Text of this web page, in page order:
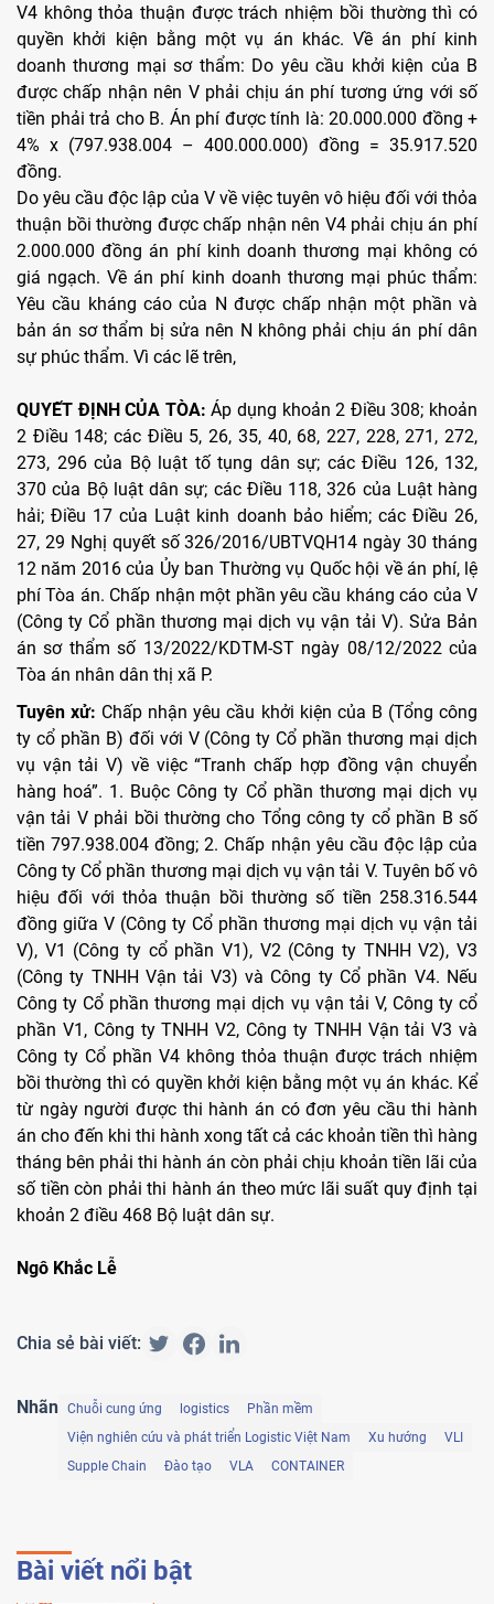
V4 không thỏa thuận được trách nhiệm bồi thường thì có
quyền khởi kiện bằng một vụ án khác. Về án phí kinh
doanh thương mại sơ thẩm: Do yêu cầu khởi kiện của B
được chấp nhận nên V phải chịu án phí tương ứng với số
tiền phải trả cho B. Án phí được tính là: 20.000.000 đồng +
4% x (797.938.004 – 400.000.000) đồng = 35.917.520
đồng.
Do yêu cầu độc lập của V về việc tuyên vô hiệu đối với thỏa
thuận bồi thường được chấp nhận nên V4 phải chịu án phí
2.000.000 đồng án phí kinh doanh thương mại không có
giá ngạch. Về án phí kinh doanh thương mại phúc thẩm:
Yêu cầu kháng cáo của N được chấp nhận một phần và
bản án sơ thẩm bị sửa nên N không phải chịu án phí dân
sự phúc thẩm. Vì các lẽ trên,
QUYẾT ĐỊNH CỦA TÒA: Áp dụng khoản 2 Điều 308; khoản
2 Điều 148; các Điều 5, 26, 35, 40, 68, 227, 228, 271, 272,
273, 296 của Bộ luật tố tụng dân sự; các Điều 126, 132,
370 của Bộ luật dân sự; các Điều 118, 326 của Luật hàng
hải; Điều 17 của Luật kinh doanh bảo hiểm; các Điều 26,
27, 29 Nghị quyết số 326/2016/UBTVQH14 ngày 30 tháng
12 năm 2016 của Ủy ban Thường vụ Quốc hội về án phí, lệ
phí Tòa án. Chấp nhận một phần yêu cầu kháng cáo của V
(Công ty Cổ phần thương mại dịch vụ vận tải V). Sửa Bản
án sơ thẩm số 13/2022/KDTM-ST ngày 08/12/2022 của
Tòa án nhân dân thị xã P.
Tuyên xử: Chấp nhận yêu cầu khởi kiện của B (Tổng công
ty cổ phần B) đối với V (Công ty Cổ phần thương mại dịch
vụ vận tải V) về việc “Tranh chấp hợp đồng vận chuyển
hàng hoá”. 1. Buộc Công ty Cổ phần thương mại dịch vụ
vận tải V phải bồi thường cho Tổng công ty cổ phần B số
tiền 797.938.004 đồng; 2. Chấp nhận yêu cầu độc lập của
Công ty Cổ phần thương mại dịch vụ vận tải V. Tuyên bố vô
hiệu đối với thỏa thuận bồi thường số tiền 258.316.544
đồng giữa V (Công ty Cổ phần thương mại dịch vụ vận tải
V), V1 (Công ty cổ phần V1), V2 (Công ty TNHH V2), V3
(Công ty TNHH Vận tải V3) và Công ty Cổ phần V4. Nếu
Công ty Cổ phần thương mại dịch vụ vận tải V, Công ty cổ
phần V1, Công ty TNHH V2, Công ty TNHH Vận tải V3 và
Công ty Cổ phần V4 không thỏa thuận được trách nhiệm
bồi thường thì có quyền khởi kiện bằng một vụ án khác. Kể
từ ngày người được thi hành án có đơn yêu cầu thi hành
án cho đến khi thi hành xong tất cả các khoản tiền thì hàng
tháng bên phải thi hành án còn phải chịu khoản tiền lãi của
số tiền còn phải thi hành án theo mức lãi suất quy định tại
khoản 2 điều 468 Bộ luật dân sự.
Ngô Khắc Lễ
Chia sẻ bài viết:
Nhãn Chuỗi cung ứng logistics
Phần mềm
Viện nghiên cứu và phát triển Logistic Việt Nam
Xu hướng
VLI
Supple Chain
Đào tạo VLA CONTAINER
Bài viết nổi bật